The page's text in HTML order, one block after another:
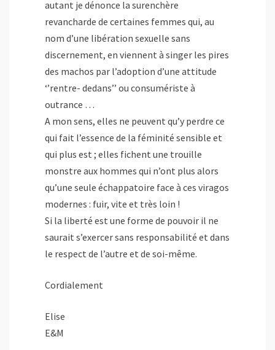
autant je dénonce la surenchère
revancharde de certaines femmes qui, au
nom d’une libération sexuelle sans
discernement, en viennent à singer les pires
des machos par l’adoption d’une attitude
‘’rentre- dedans’’ ou consumériste à
outrance …
A mon sens, elles ne peuvent qu’y perdre ce
qui fait l’essence de la féminité sensible et
qui plus est ; elles fichent une trouille
monstre aux hommes qui n’ont plus alors
qu’une seule échappatoire face à ces viragos
modernes : fuir, vite et très loin !
Si la liberté est une forme de pouvoir il ne
saurait s’exercer sans responsabilité et dans
le respect de l’autre et de soi-même.
Cordialement
Elise
E&M